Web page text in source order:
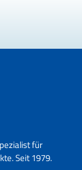
für
Seit 1979.